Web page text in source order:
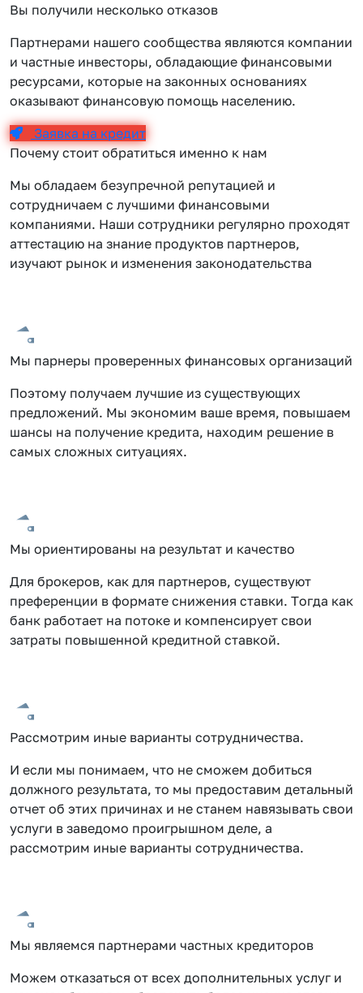
Вы получили несколько отказов
Партнерами нашего сообщества являются компании
и частные инвесторы, обладающие финансовыми
ресурсами, которые на законных основаниях
оказывают финансовую помощь населению.
Заявка на кредит
Почему стоит обратиться именно к нам
Мы обладаем безупречной репутацией и
сотрудничаем с лучшими финансовыми
компаниями. Наши сотрудники регулярно проходят
аттестацию на знание продуктов партнеров,
изучают рынок и изменения законодательства
Мы парнеры проверенных финансовых организаций
Поэтому получаем лучшие из существующих
предложений. Мы экономим ваше время, повышаем
шансы на получение кредита, находим решение в
самых сложных ситуациях.
Мы ориентированы на результат и качество
Для брокеров, как для партнеров, существуют
преференции в формате снижения ставки. Тогда как
банк работает на потоке и компенсирует свои
затраты повышенной кредитной ставкой.
Рассмотрим иные варианты сотрудничества.
И если мы понимаем, что не сможем добиться
должного результата, то мы предоставим детальный
отчет об этих причинах и не станем навязывать свои
услуги в заведомо проигрышном деле, а
рассмотрим иные варианты сотрудничества.
Мы являемся партнерами частных кредиторов
Можем отказаться от всех дополнительных услуг и